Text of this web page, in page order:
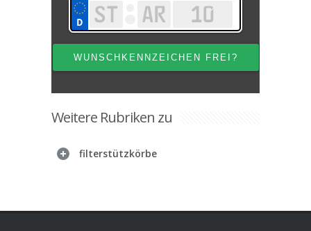
Weitere Rubriken zu
filterstützkörbe